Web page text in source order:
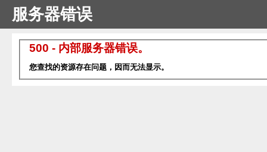
服务器错误
500 - 内部服务器错误。
您查找的资源存在问题，因而无法显示。